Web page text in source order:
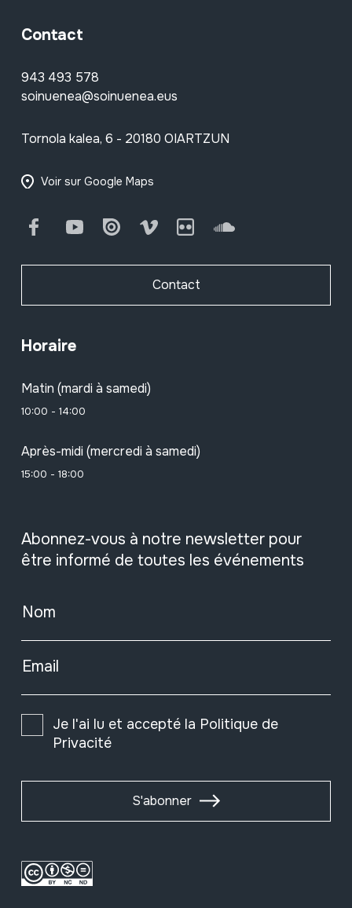
Contact
943 493 578
soinuenea@soinuenea.eus
Tornola kalea, 6 - 20180 OIARTZUN
Voir sur Google Maps
FacebookYoutube Issuu Vimeo Flickr SoundCloud
Contact
Horaire
Matin (mardi à samedi)
10:00 - 14:00
Après-midi (mercredi à samedi)
15:00 - 18:00
Abonnez-vous à notre newsletter pour
être informé de toutes les événements
Nom
Email
Je l'ai lu et accepté la Politique de
Privacité
S'abonner